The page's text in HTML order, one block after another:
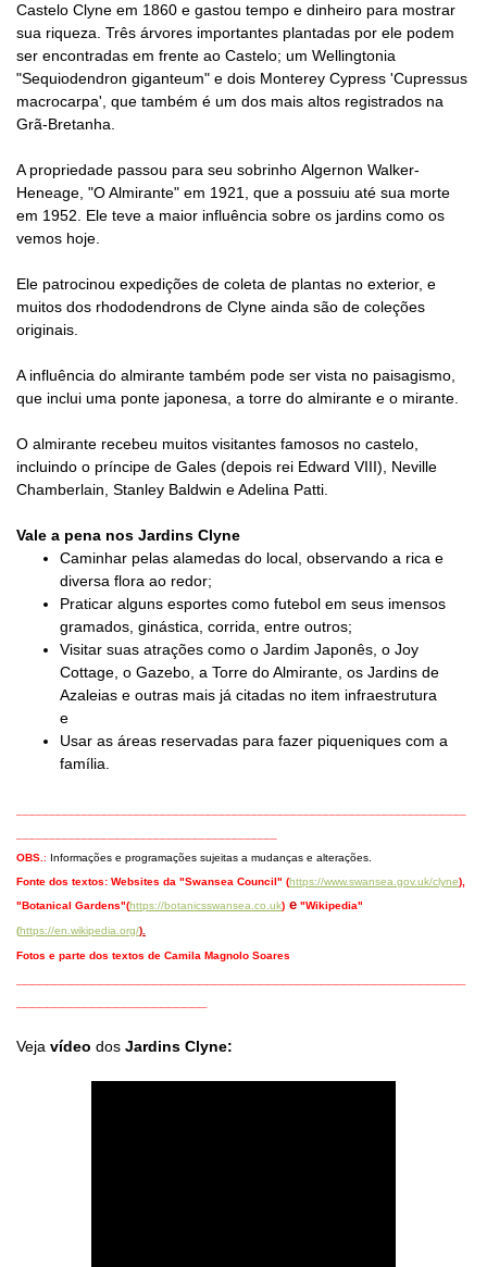
Castelo Clyne em 1860 e gastou tempo e dinheiro para mostrar
sua riqueza. Três árvores importantes plantadas por ele podem
ser encontradas em frente ao Castelo; um Wellingtonia
"Sequiodendron giganteum" e dois Monterey Cypress 'Cupressus
macrocarpa', que também é um dos mais altos registrados na
Grã-Bretanha.
A propriedade passou para seu sobrinho Algernon Walker-
Heneage, "O Almirante" em 1921, que a possuiu até sua morte
em 1952. Ele teve a maior influência sobre os jardins como os
vemos hoje.
Ele patrocinou expedições de coleta de plantas no exterior, e
muitos dos rhododendrons de Clyne ainda são de coleções
originais.
A influência do almirante também pode ser vista no paisagismo,
que inclui uma ponte japonesa, a torre do almirante e o mirante.
O almirante recebeu muitos visitantes famosos no castelo,
incluindo o príncipe de Gales (depois rei Edward VIII), Neville
Chamberlain, Stanley Baldwin e Adelina Patti.
Vale a pena nos Jardins Clyne
Caminhar pelas alamedas do local, observando a rica e
diversa flora ao redor;
Praticar alguns esportes como futebol em seus imensos
gramados, ginástica, corrida, entre outros;
Visitar suas atrações como o Jardim Japonês, o Joy
Cottage, o Gazebo, a Torre do Almirante, os Jardins de
Azaleias e outras mais já citadas no item infraestrutura
e
Usar as áreas reservadas para fazer piqueniques com a
família.
OBS. : Informações e programações sujeitas a mudanças e alterações.
Fonte dos textos: Websites da "Swansea Council" (https://www.swansea.gov.uk/clyne),
"Botanical Gardens"(https://botanicsswansea.co.uk) e "Wikipedia"
(https://en.wikipedia.org/)
Fotos e parte dos textos de Camila Magnolo Soares
Veja vídeo dos Jardins Clyne: